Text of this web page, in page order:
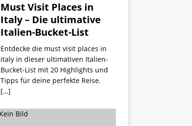
Must Visit Places in
Italy – Die ultimative
Italien-Bucket-List
Entdecke die must visit places in
italy in dieser ultimativen Italien-
Bucket-List mit 20 Highlights und
Tipps für deine perfekte Reise.
[…]